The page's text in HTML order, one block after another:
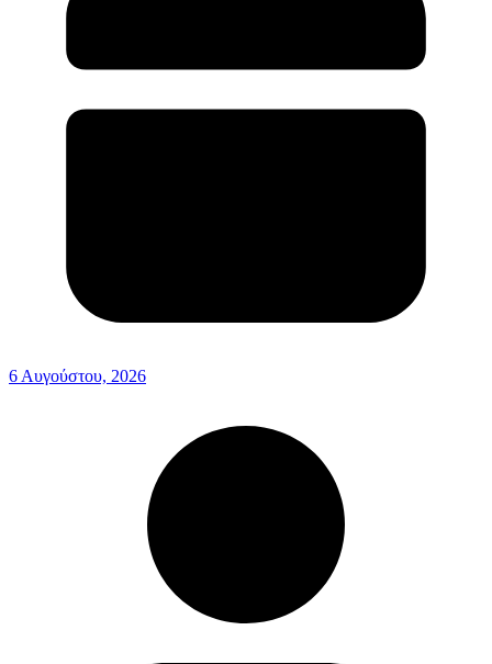
6 Αυγούστου, 2026